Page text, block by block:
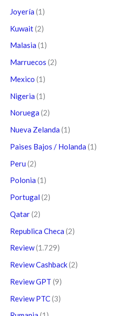
Joyería (1)
Kuwait(2)
Malasia (1)
Marruecos (2)
Mexico (1)
Nigeria (1)
Noruega (2)
Nueva Zelanda (1)
Paises Bajos / Holanda (1)
Peru (2)
Polonia (1)
Portugal (2)
Qatar(2)
Republica Checa (2)
Review(1.729)
Review Cashback(2)
Review GPT (9)
Review PTC(3)